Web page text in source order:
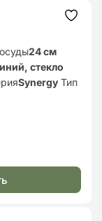
24 см
стекло
Synergy Тип